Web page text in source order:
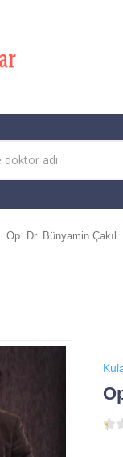
Op. Dr. Bünyamin Çakıl